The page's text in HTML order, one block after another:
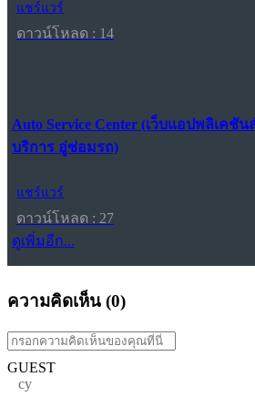
แชร์แวร์
ดาวน์โหลด : 14
Auto Service Center (เว็บแอปพลิเคชั
บริการ อู่ซ่อมรถ)
แชร์แวร์
ดาวน์โหลด : 27
ดูเพิ่มอีก...
ความคิดเห็น (0)
GUEST
cy